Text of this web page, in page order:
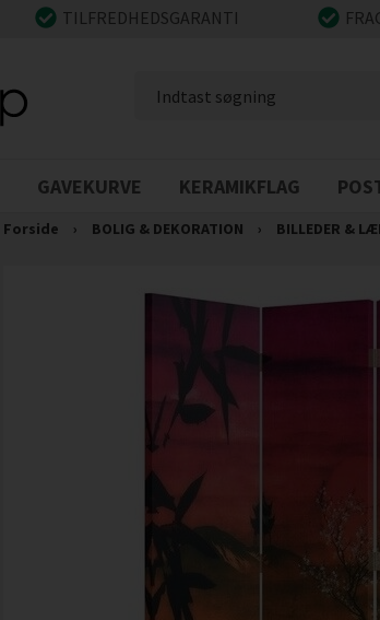
TILFREDHEDSGARANTI
GAVEKURVE KERAMIKFLAG
Forside › BOLIG & DEKORATION › BILLEDER &